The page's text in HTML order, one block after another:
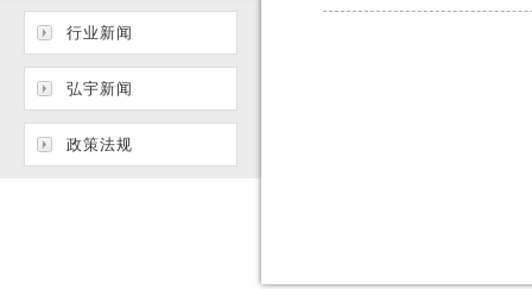
行业新闻
弘宇新闻
政策法规